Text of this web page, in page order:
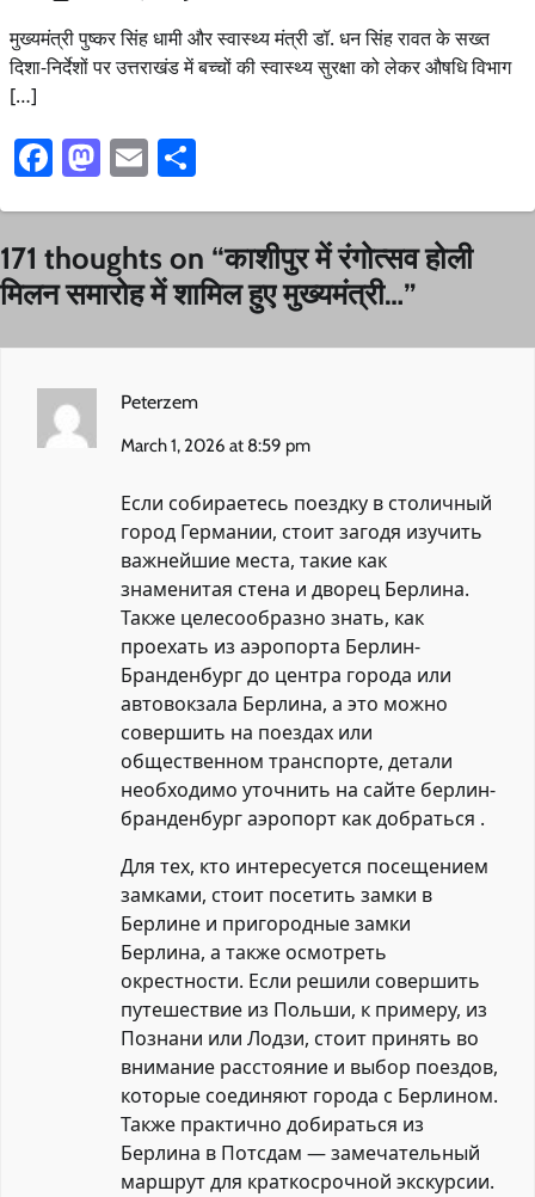
मुख्यमंत्री पुष्कर सिंह धामी और स्वास्थ्य मंत्री डॉ. धन सिंह रावत के सख्त
दिशा-निर्देशों पर उत्तराखंड में बच्चों की स्वास्थ्य सुरक्षा को लेकर औषधि विभाग
[…]
Facebook
Mastodon
Email
171 thoughts on “काशीपुर में रंगोत्सव होली
मिलन समारोह में शामिल हुए मुख्यमंत्री…”
Peterzem
March 1, 2026 at 8:59 pm
Если собираетесь поездку в столичный
город Германии, стоит загодя изучить
важнейшие места, такие как
знаменитая стена и дворец Берлина.
Также целесообразно знать, как
проехать из аэропорта Берлин-
Бранденбург до центра города или
автовокзала Берлина, а это можно
совершить на поездах или
общественном транспорте, детали
необходимо уточнить на сайте берлин-
бранденбург аэропорт как добраться .
Для тех, кто интересуется посещением
замками, стоит посетить замки в
Берлине и пригородные замки
Берлина, а также осмотреть
окрестности. Если решили совершить
путешествие из Польши, к примеру, из
Познани или Лодзи, стоит принять во
внимание расстояние и выбор поездов,
которые соединяют города с Берлином.
Также практично добираться из
Берлина в Потсдам — замечательный
маршрут для краткосрочной экскурсии.